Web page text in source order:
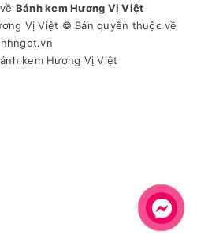
Bánh kem Hương Vị Việt
Vị Việt © Bản quyền thuộc về
kem Hương Vị Việt